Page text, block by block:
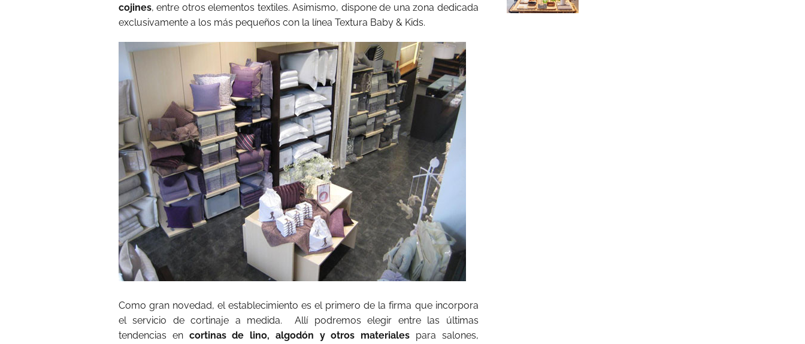
cojines, entre otros elementos textiles. Asimismo, dispone de una zona dedicada
exclusivamente a los más pequeños con la línea Textura Baby & Kids.
Como gran novedad, el establecimiento es el primero de la firma que incorpora
el servicio de cortinaje a medida.
Allí podremos elegir entre las últimas
tendencias en cortinas de lino, algodón y otros materiales para salones,